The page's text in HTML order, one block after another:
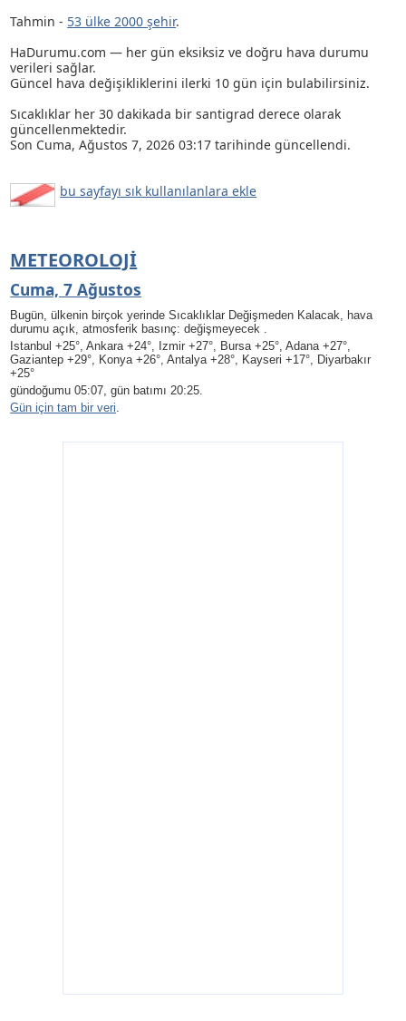
Tahmin - 53 ülke 2000 şehir.
HaDurumu.com — her gün eksiksiz ve doğru hava durumu
verileri sağlar.
Güncel hava değişikliklerini ilerki 10 gün için bulabilirsiniz.
Sıcaklıklar her 30 dakikada bir santigrad derece olarak
güncellenmektedir.
Son Cuma, Ağustos 7, 2026 03:17 tarihinde güncellendi.
bu sayfayı sık kullanılanlara ekle
METEOROLOJI
Cuma, 7 Ağustos
Bugün, ülkenin birçok yerinde Sıcaklıklar Değişmeden Kalacak, hava
durumu açık, atmosferik basınç: değişmeyecek .
Istanbul +25°, Ankara +24°, Izmir +27°, Bursa +25°, Adana +27°,
Gaziantep +29°, Konya +26°, Antalya +28°, Kayseri +17°, Diyarbakır
+25°
gündoğumu 05:07, gün batımı 20:25.
Gün için tam bir veri.